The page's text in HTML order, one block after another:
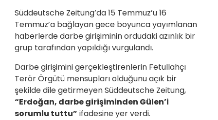
Süddeutsche Zeitung’da 15 Temmuz’u 16
Temmuz’a bağlayan gece boyunca yayımlanan
haberlerde darbe girişiminin ordudaki azınlık bir
grup tarafından yapıldığı vurgulandı.
Darbe girişimini gerçekleştirenlerin Fetullahçı
Terör Örgütü mensupları olduğunu açık bir
şekilde dile getirmeyen Süddeutsche Zeitung,
“Erdoğan, darbe girişiminden Gülen’i
sorumlu tuttu” ifadesine yer verdi.